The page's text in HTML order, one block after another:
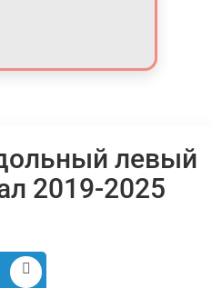
левый
2019-2025